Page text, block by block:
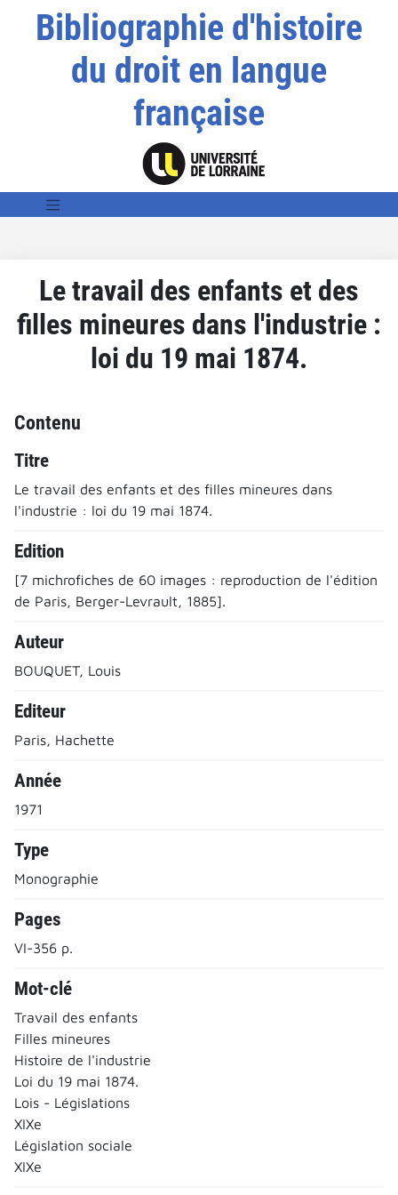
Bibliographie d'histoire
du droit en langue
française
Le travail des enfants et des
filles mineures dans l'industrie :
loi du 19 mai 1874.
Contenu
Titre
Le travail des enfants et des filles mineures dans
l'industrie : loi du 19 mai 1874.
Edition
[7 michrofiches de 60 images : reproduction de l'édition
de Paris, Berger-Levrault, 1885].
Auteur
BOUQUET, Louis
Editeur
Paris, Hachette
Année
1971
Type
Monographie
Pages
VI-356 p.
Mot-clé
Travail des enfants
Filles mineures
Histoire de l'industrie
Loi du 19 mai 1874.
Lois - Législations
XIXe
Législation sociale
XIXe